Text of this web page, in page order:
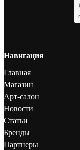
Навигация
Главная
Магазин
Арт-салон
Новости
Статьи
Бренды
Партнеры